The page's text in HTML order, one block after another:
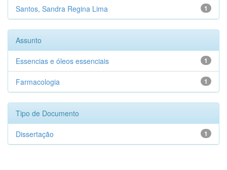
1
Santos, Sandra Regina Lima
Assunto
1
Essencias e óleos essenciais
1
Farmacologia
Tipo de Documento
1
Dissertação